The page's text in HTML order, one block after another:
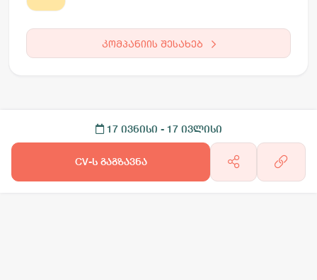
კომპანიის შესახებ
17 ივნისი - 17 ივლისი
CV-ს გაგზავნა